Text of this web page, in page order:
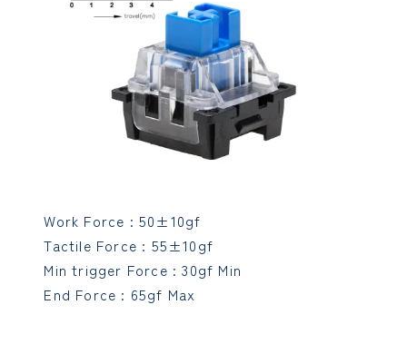
Work Force : 50±10gf
Tactile Force : 55±10gf
Min trigger Force : 30gf Min
End Force : 65gf Max